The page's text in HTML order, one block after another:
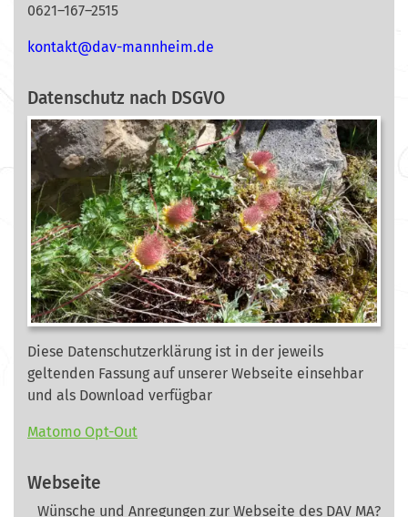
0621–167–2515
ed.mi
ehnna
m-vad
@tkat
nok
Datenschutz nach DSGVO
Diese Datenschutzerklärung ist in der jeweils
geltenden Fassung auf unserer Webseite einsehbar
und als Download verfügbar
Matomo Opt-Out
Webseite
Wünsche und Anregungen zur Webseite des DAV MA?